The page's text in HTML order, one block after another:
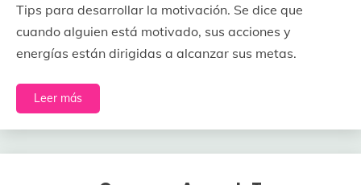
Tips para desarrollar la motivación. Se dice que
cuando alguien está motivado, sus acciones y
energías están dirigidas a alcanzar sus metas.
Leer más